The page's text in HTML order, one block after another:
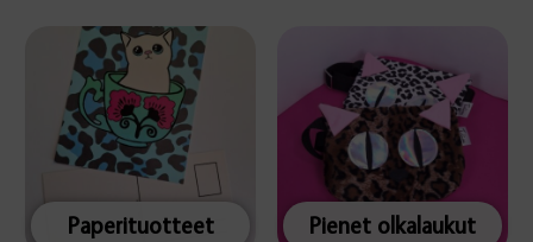
Paperituotteet Pienet olkalaukut